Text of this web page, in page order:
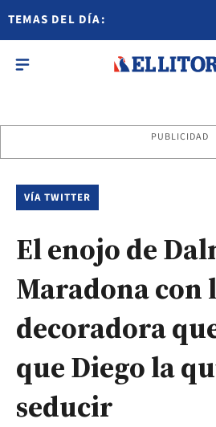
TEMAS DEL DÍA:
PUBLICIDAD
VÍA TWITTER
El enojo de
Maradona con
decoradora
que Diego la
seducir